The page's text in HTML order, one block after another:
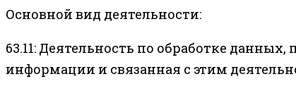
Основной вид деятельности:
63.11: Деятельность по обработке
информации и связанная с этим